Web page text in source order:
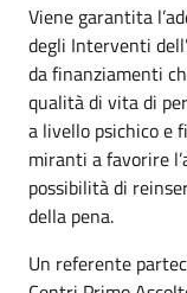
Viene garantita
degli Interventi
da finanziamenti
qualità di vita di
a livello psichico e
miranti a favorire
possibilità di
della pena.
Un referente